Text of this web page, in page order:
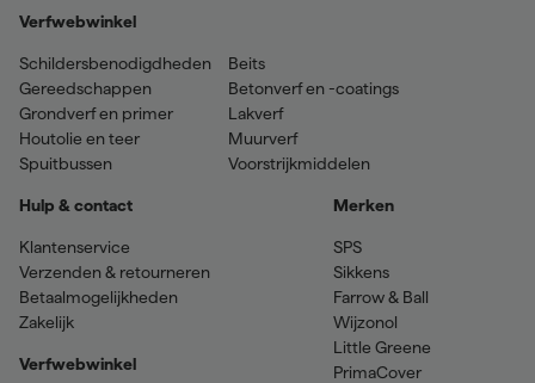
Verfwebwinkel
Schildersbenodigdheden
Gereedschappen
Grondverf en primer
Houtolie en teer
Spuitbussen
Beits
Betonverf en -coatings
Lakverf
Muurverf
Voorstrijkmiddelen
Hulp & contact
Klantenservice
Verzenden & retourneren
Betaalmogelijkheden
Zakelijk
Verfwebwinkel
Merken
SPS
Sikkens
Farrow & Ball
Wijzonol
Little Greene
PrimaCover